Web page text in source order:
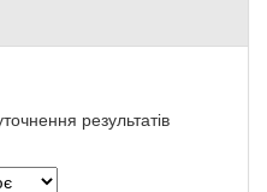
результатів